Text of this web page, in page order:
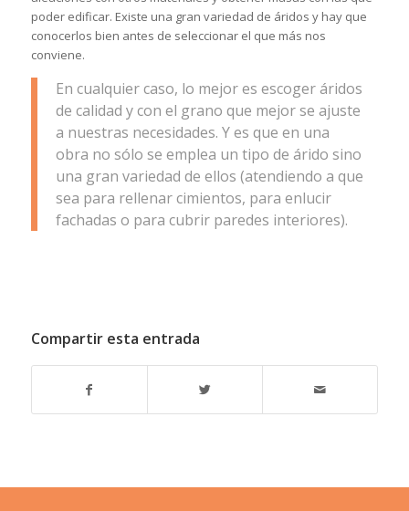
poder edificar. Existe una gran variedad de áridos y hay que
conocerlos bien antes de seleccionar el que más nos
conviene.
En cualquier caso, lo mejor es escoger áridos
de calidad y con el grano que mejor se ajuste
a nuestras necesidades. Y es que en una
obra no sólo se emplea un tipo de árido sino
una gran variedad de ellos (atendiendo a que
sea para rellenar cimientos, para enlucir
fachadas o para cubrir paredes interiores).
Compartir esta entrada